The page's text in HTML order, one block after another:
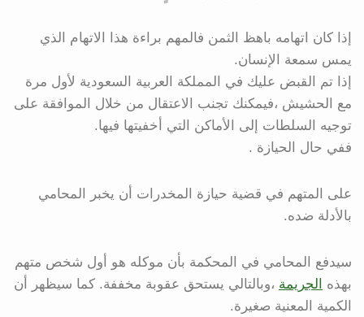
إذا كان اتهامه باهظ الثمن فالمهم براءة هذا الاتهام الذي
يمس سمعة الإنسان.
إذا تم القبض عليك في المملكة العربية السعودية لأول مرة
مع الحشيش ،فيمكنك تجنب الاعتقال من خلال الموافقة على
توجيه السلطات إلى الأماكن التي أخفيتها فيها.
ففي حال الحيازة .
على المتهم في قضية حيازة المخدرات أن يخبر المحامي
بالأدلة ضده.
سيدفع المحامي في المحكمة بأن موكله هو أول شخص متهم
بهذه
الجريمة ،وبالتالي يستحق عقوبة مخففة. كما سيظهر أن
الكمية المعنية صغيرة.